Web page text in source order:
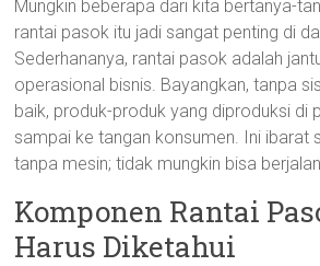
Mungkin beberapa dari kita bertanya-
rantai pasok itu jadi sangat penting di
Sederhananya, rantai pasok adalah
operasional bisnis. Bayangkan, tanpa
baik, produk-produk yang diproduksi di
sampai ke tangan konsumen. Ini ibarat
tanpa mesin; tidak mungkin bisa
Komponen Rantai
Harus Diketahui